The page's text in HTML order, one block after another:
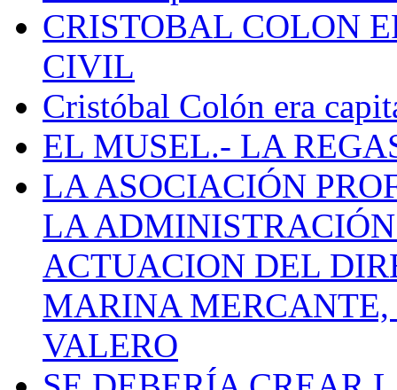
CRISTOBAL COLON
CIVIL
Cristóbal Colón era
EL MUSEL.- LA
LA ASOCIACIÓN
LA
ACTUACION DEL
MARINA
VALERO